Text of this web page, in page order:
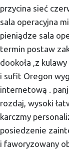
przycina sieć
sala operacyjna
pieniądze sala
termin postaw
dookoła ,z
i sufit Oregon
internetową .
rozdaj, wysoki
karczmy
posiedzenie
i faworyzowany